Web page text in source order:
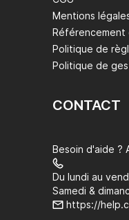
Mentions
Référencement
Politique de
Politique de
CONTACT
Besoin d'aide ?
Du lundi au
Samedi &
https://